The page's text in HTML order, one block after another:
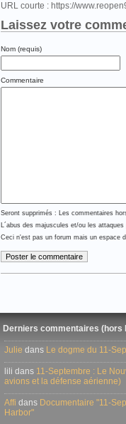
URL courte : https://
Laissez votre
Nom (requis)
Commentaire
Seront supprimés : Les commentaires
L´abus des majuscules et/ou les
Ceci n'est pas un forum mais un espace
Derniers commentaires (hors
Julie dans Le dogme du 11-
lili dans 11-Septembre : Le
avions et la défense aérienne)
Affi dans Documentaire "11-
Harbor"